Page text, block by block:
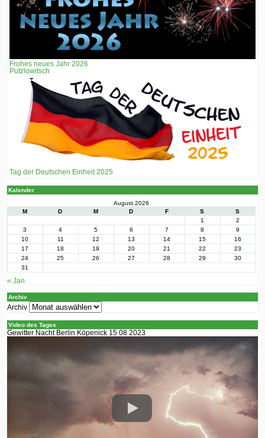
Frohes neues Jahr 2026
Putzlowitsch
Tag der Deutschen Einheit 2025
Kalender
August 2026
M
D M D F S
S
1
2
3
4 5 6 7 8
9
10
11 12 13 14 15
16
17
18 19 20 21 22
23
24
25 26 27 28 29
30
31
« Jan
Archiv
Archiv
Video des Tages
Gewitter Nacht Berlin Köpenick 15 08 2023